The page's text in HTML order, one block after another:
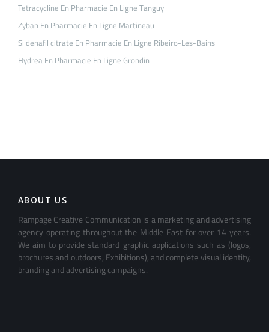
Tetracycline En Pharmacie En Ligne Tanguy
Zyban En Pharmacie En Ligne Martineau
Sildenafil citrate En Pharmacie En Ligne Ribeiro-Les-Bains
Hydrea En Pharmacie En Ligne Grondin
ABOUT US
Rampage Creative Communication is a marketing and advertising
agency operating throughout the Middle East for over 14 years.
We aim to provide standard graphic applications such as (logos,
brochures and outdoors, Exhibitions), and complete visual identity,
branding and advertising campaigns.